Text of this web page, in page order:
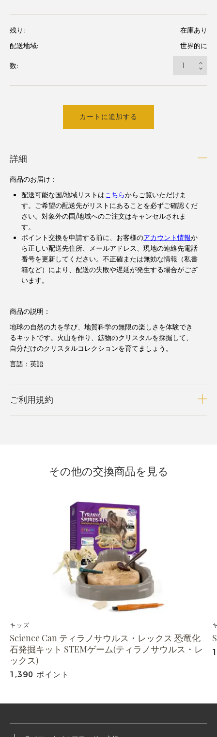
残り:
在庫あり
配送地域:
世界的に
数:
カートに追加する
詳細
商品のお届け：
配送可能な国/地域リストはこちらからご覧いただけま
す。ご希望の配送先がリストにあることを必ずご確認くだ
さい。対象外の国/地域へのご注文はキャンセルされま
す。
ポイント交換を申請する前に、お客様のアカウント情報か
ら正しい配送先住所、メールアドレス、現地の連絡先電話
番号を更新してください。不正確または無効な情報（私書
箱など）により、配送の失敗や遅延が発生する場合がござ
います。
商品の説明：
地球の自然の力を学び、地質科学の無限の楽しさを体験でき
るキットです。火山を作り、鉱物のクリスタルを採掘して、
自分だけのクリスタルコレクションを育てましょう。
言語：英語
ご利用規約
その他の交換商品を見る
キッズ
Science Can ティラノサウルス・レックス 恐竜化
石発掘キット STEMゲーム(ティラノサウルス・レ
ックス)
1,390 ポイント